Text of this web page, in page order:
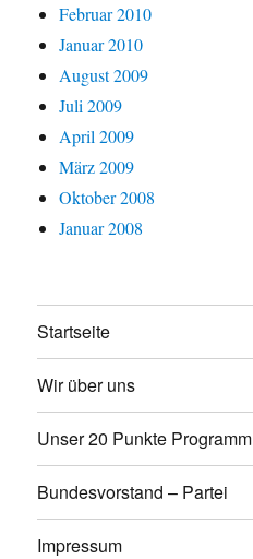
Februar 2010
Januar 2010
August 2009
Juli 2009
April 2009
März 2009
Oktober 2008
Januar 2008
Startseite
Wir über uns
Unser 20 Punkte Programm
Bundesvorstand – Partei
Impressum